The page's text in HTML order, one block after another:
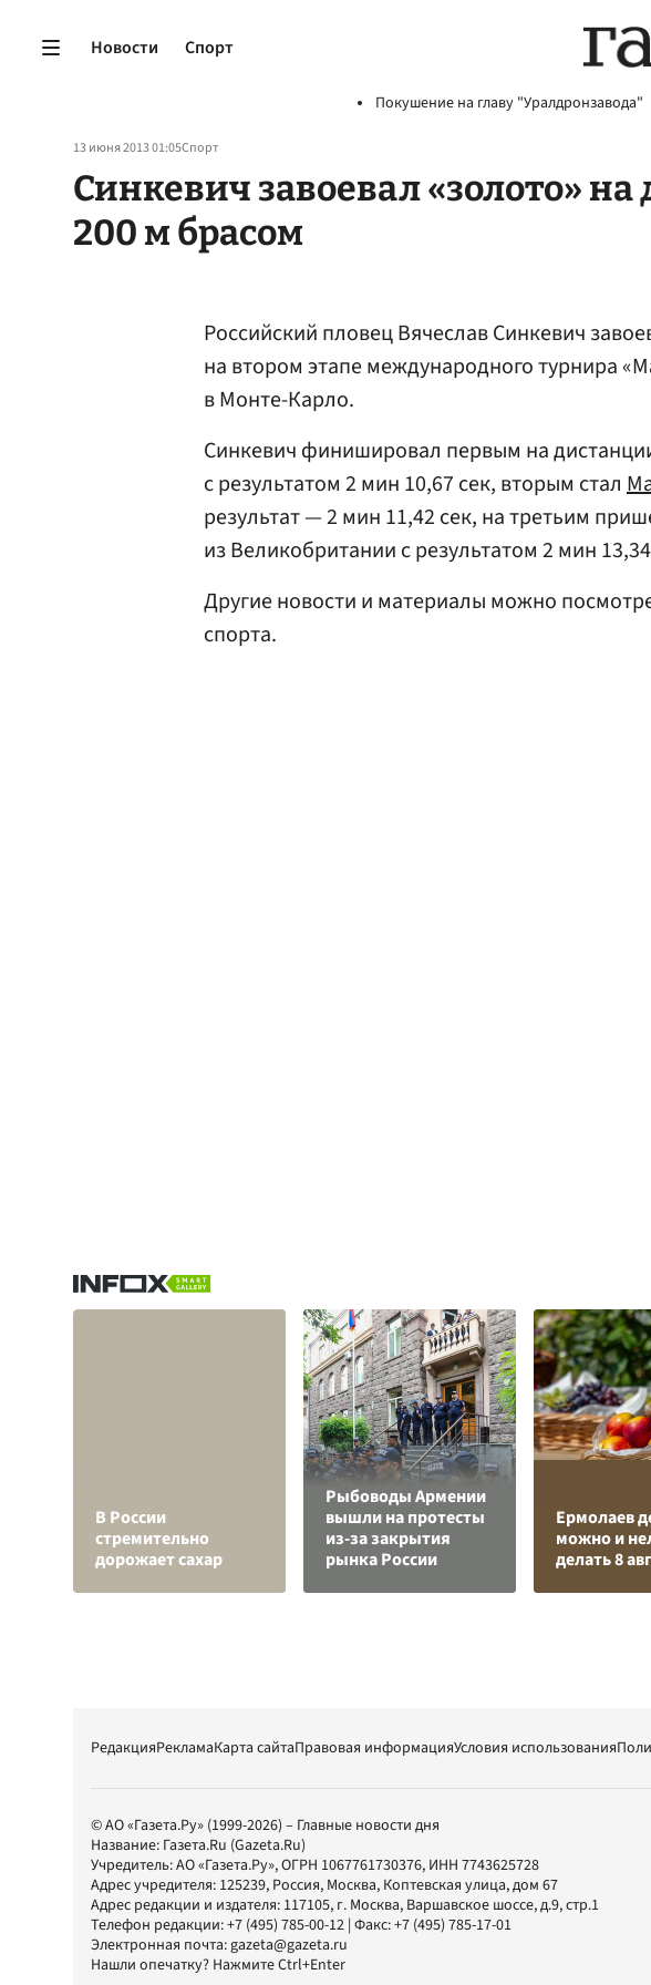
Новости Спорт
Покушение на главу "Уралдронзавода"
13 июня 2013 01:05Спорт
Синкевич завоевал «золото»
200 м брасом
Российский пловец Вячеслав Синкевич
на втором этапе международного турнира
в Монте-Карло.
Синкевич финишировал первым на
с результатом 2 мин 10,67 сек, вторым стал
результат — 2 мин 11,42 сек, на третьим
из Великобритании с результатом 2 мин
Другие новости и материалы можно
спорта.
В России
стремительно
дорожает сахар
Рыбоводы Армении
вышли на протесты
из-за закрытия
рынка России
Ермолаев
можно и
делать 8
РедакцияРекламаКарта сайтаПравовая информацияУсловия использования
© АО «Газета.Ру» (1999-2026) – Главные новости дня
Название: Газета.Ru (Gazeta.Ru)
Учредитель:АО «Газета.Ру», ОГРН 1067761730376, ИНН 7743625728
Адрес учредителя: 125239, Россия, Москва, Коптевская улица, дом 67
Адрес редакции и издателя: 117105, г. Москва, Варшавское шоссе, д.9, стр.1
Телефон редакции:+7 (495) 785-00-12 | Факс:+7 (495) 785-17-01
Электронная почта:gazeta@gazeta.ru
Нашли опечатку? Нажмите Ctrl+Enter